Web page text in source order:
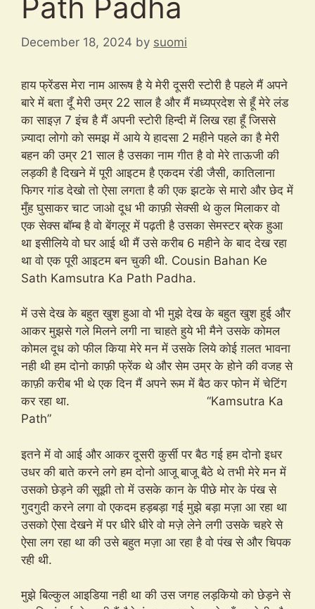
Path Padha
December 18, 2024 by suomi
हाय फ्रेंडस मेरा नाम आरूष है ये मेरी दूसरी स्टोरी है पहले मैं अपने
बारे में बता दूँ मेरी उम्र 22 साल है और मैं मध्यप्रदेश से हूँ मेरे लंड
का साइज़ 7 इंच है मैं अपनी स्टोरी हिन्दी में लिख रहा हूँ जिससे
ज़्यादा लोगो को समझ में आये ये हादसा 2 महीने पहले का है मेरी
बहन की उम्र 21 साल है उसका नाम गीत है वो मेरे ताऊजी की
लड़की है दिखने में पूरी आइटम है एकदम रंडी जैसी, कातिलाना
फिगर गांड देखो तो ऐसा लगता है की एक झटके से मारो और छेद में
मुँह घुसाकर चाट जाओ दूध भी काफ़ी सेक्सी थे कुल मिलाकर वो
एक सेक्स बॉम्ब है वो बेंगलूर में पढ़ती है उसका सेमस्टर ब्रेक हुआ
था इसीलिये वो घर आई थी मैं उसे करीब 6 महीने के बाद देख रहा
था वो एक पूरी आइटम बन चुकी थी. Cousin Bahan Ke
Sath Kamsutra Ka Path Padha.
में उसे देख के बहुत खुश हुआ वो भी मुझे देख के बहुत खुश हुई और
आकर मुझसे गले मिलने लगी ना चाहते हुये भी मैने उसके कोमल
कोमल दूध को फील किया मेरे मन में उसके लिये कोई ग़लत भावना
नही थी हम दोनो काफ़ी फ्रेंक थे और सेम उम्र के होने की वजह से
काफ़ी करीब भी थे एक दिन मैं अपने रूम में बैठ कर फोन में चेटिंग
कर रहा था. “Kamsutra Ka
Path”
इतने में वो आई और आकर दूसरी कुर्सी पर बैठ गई हम दोनो इधर
उधर की बाते करने लगे हम दोनो आजू बाजू बैठे थे तभी मेरे मन में
उसको छेड़ने की सूझी तो में उसके कान के पीछे मोर के पंख से
गुदगुदी करने लगा वो एकदम हड़बड़ा गई मुझे बड़ा मज़ा आ रहा था
उसको ऐसा देखने में पर धीरे धीरे वो मज़े लेने लगी उसके चहरे से
ऐसा लग रहा था की उसे बहुत मज़ा आ रहा है वो पंख से और चिपक
रही थी.
मुझे बिल्कुल आइडिया नही था की उस जगह लड़कियो को छेड़ने से